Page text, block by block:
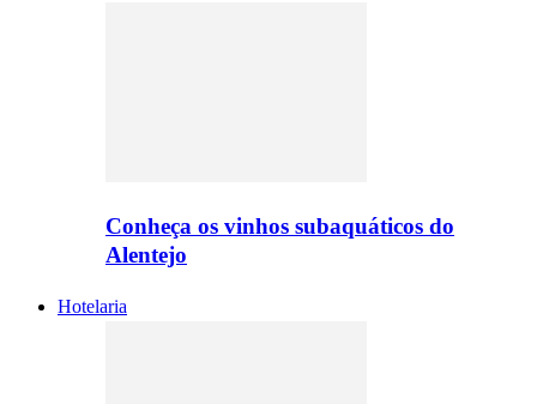
Conheça os vinhos subaquáticos do
Alentejo
Hotelaria